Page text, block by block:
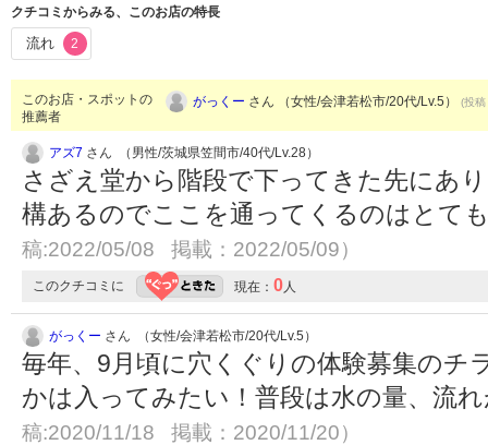
クチコミからみる、このお店の特長
流れ 2
このお店・スポットの
推薦者
がっくー さん （女性/会津若松市/20代/Lv.5） (投
アズ7 さん （男性/茨城県笠間市/40代/Lv.28）
さざえ堂から階段で下ってきた先にあ
構あるのでここを通ってくるのはとて
稿:2022/05/08 掲載：2022/05/09）
このクチコミに 現在： 0 人
がっくー さん （女性/会津若松市/20代/Lv.5）
毎年、9月頃に穴くぐりの体験募集のチ
かは入ってみたい！普段は水の量、流
稿:2020/11/18 掲載：2020/11/20）